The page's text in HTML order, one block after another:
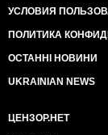
УСЛОВИЯ
ПОЛИТИКА
ОСТАННІ НОВИНИ
UKRAINIAN NEWS
ЦЕНЗОР.НЕТ